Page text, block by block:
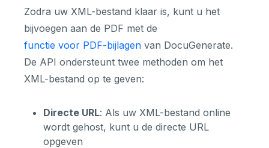
Zodra uw XML-bestand klaar is, kunt u het
bijvoegen aan de PDF met de
functie voor PDF-bijlagen van DocuGenerate.
De API ondersteunt twee methoden om het
XML-bestand op te geven:
Directe URL: Als uw XML-bestand online
wordt gehost, kunt u de directe URL
opgeven